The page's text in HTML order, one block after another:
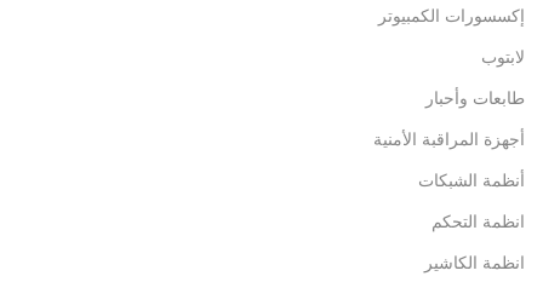
إكسسورات الكمبيوتر
لابتوب
طابعات وأحبار
أجهزة المراقبة الأمنية
أنظمة الشبكات
انظمة التحكم
انظمة الكاشير